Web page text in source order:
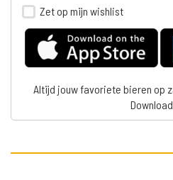
Zet op mijn wishlist
Altijd jouw favoriete bieren op